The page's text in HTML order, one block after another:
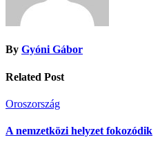
By Gyóni Gábor
Related Post
Oroszország
A nemzetközi helyzet fokozódik